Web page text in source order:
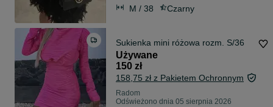
M / 38 Czarny
Sukienka mini różowa rozm. S/36
Używane
150 zł
158,75 zł z Pakietem Ochronnym
Radom
Odświeżono dnia 05 sierpnia 2026